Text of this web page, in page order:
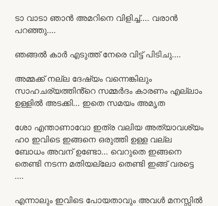
ടാ വാടാ ഞാൻ അമറിനെ വിളിച്ച്…. വരാൻ
പറഞ്ഞു….
ഞങ്ങൽ കാർ എടുത്ത് നേരെ വിട്ട് പിടിചു….
അമ്മക്ക് നല്ല ദേഷ്യം വന്നെങ്കിലും
സാഹചര്യത്തിൻ്റെ സമ്മർദം കാരണം എല്ലാം
ഉള്ളിൽ അടക്കി… ഇതെ സമയം അമൃത
ശോ എന്താണാവോ ഇത്ര വലിയ അത്യാവശ്യം
ഹo ഇവിടെ ഇങ്ങനെ ഒരുത്തി ഉള്ള വല്ല
ബോധം അവന് ഉണ്ടോ… വെറുതെ ഇങ്ങനെ
തെണ്ടി നടന്ന മതിയല്ലോ തെണ്ടി ഇങ്ങ് വരട്ടെ
….
എന്നാലും ഇവിടെ പോയതാവും അവൾ മനസ്സിൽ